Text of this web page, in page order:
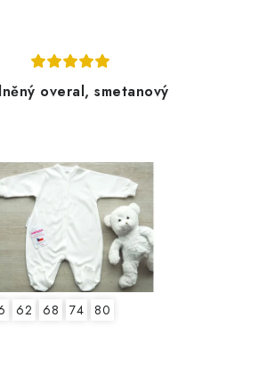
overal, smetanový
62 68 74 80